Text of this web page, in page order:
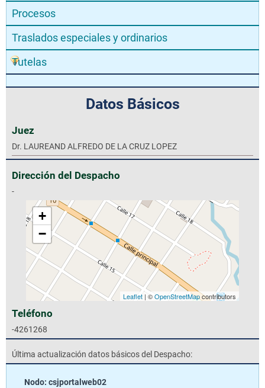
Procesos
Traslados especiales y ordinarios
Tutelas
Datos Básicos
Juez
Dr. LAUREAND ALFREDO DE LA CRUZ LOPEZ
Dirección del Despacho
-
+
−
Leaflet| ©OpenStreetMapcontributors
Teléfono
-4261268
Última actualización datos básicos del Despacho:
Nodo: csjportalweb02